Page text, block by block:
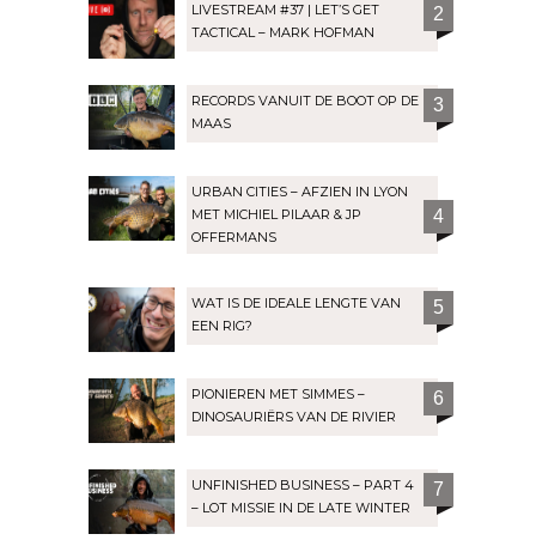
LIVESTREAM #37 | LET’S GET
TACTICAL – MARK HOFMAN
2
RECORDS VANUIT DE BOOT OP DE
MAAS
3
URBAN CITIES – AFZIEN IN LYON
MET MICHIEL PILAAR & JP
OFFERMANS
4
WAT IS DE IDEALE LENGTE VAN
EEN RIG?
5
PIONIEREN MET SIMMES –
DINOSAURIËRS VAN DE RIVIER
6
UNFINISHED BUSINESS – PART 4
– LOT MISSIE IN DE LATE WINTER
7